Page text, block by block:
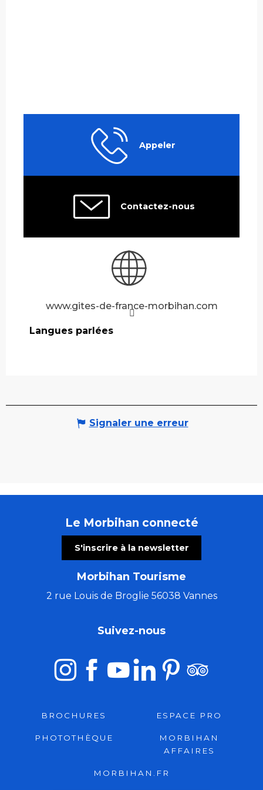
Appeler
Contactez-nous
www.gites-de-france-morbihan.com
Langues parlées
Langues parlées
Signaler une erreur
Le Morbihan connecté
S'inscrire à la newsletter
Morbihan Tourisme
2 rue Louis de Broglie 56038 Vannes
Suivez-nous
BROCHURES ESPACE PRO
PHOTOTHÈQUE
MORBIHAN
AFFAIRES
MORBIHAN.FR